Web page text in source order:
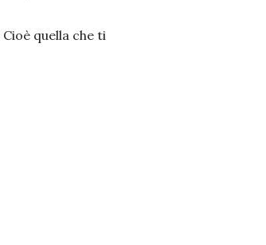
quella che ti